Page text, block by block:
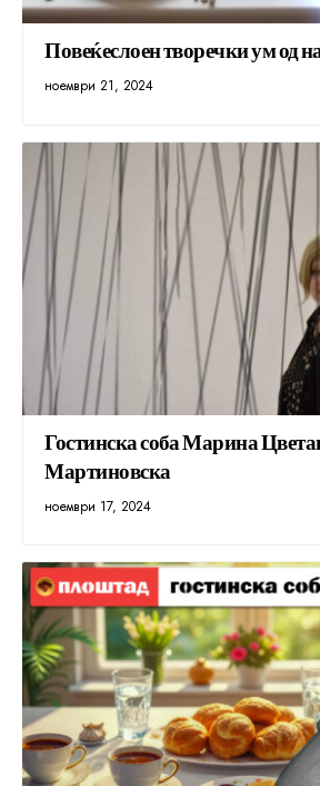
Повеќеслоен творечки ум од
ноември 21, 2024
Гостинска соба Марина
Мартиновска
ноември 17, 2024